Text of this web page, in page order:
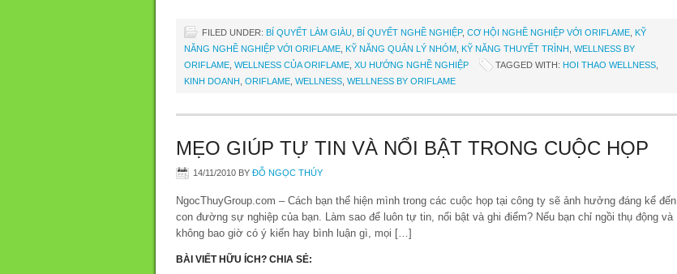
FILED UNDER: BÍ QUYẾT LÀM GIÀU BÍ QUYẾT NGHỀ NGHIỆP, CƠ HỘI NGHỀ NGHIỆP VỚI ORIFLAME KỸ
NĂNG NGHỀ NGHIỆP VỚI ORIFLAME KỸ NĂNG QUẢN LÝ NHÓM KỸ NĂNG THUYẾT TRÌNH WELLNESS BY
ORIFLAME WELLNESS CỦA ORIFLAME XU HƯỚNG NGHỀ NGHIỆP TAGGED WITH: HOI THAO WELLNESS
KINH DOANH ORIFLAME WELLNESS WELLNESS BY ORIFLAME
MẸO GIÚP TỰ TIN VÀ NỔI BẬT TRONG CUỘC HỌP
14/11/2010 BY ĐỖ NGỌC THÚY
NgocThuyGroup.com – Cách bạn thể hiện mình trong các cuộc họp tại công ty sẽ ảnh hưởng đáng kể đến
con đường sự nghiệp của bạn. Làm sao để luôn tự tin, nổi bật và ghi điểm? Nếu bạn chỉ ngồi thụ động và
không bao giờ có ý kiến hay bình luận gì, mọi […]
BÀI VIẾT HỮU ÍCH? CHIA SẺ: